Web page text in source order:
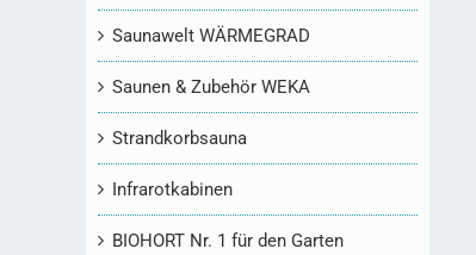
Saunawelt WÄRMEGRAD
Saunen & Zubehör WEKA
Strandkorbsauna
Infrarotkabinen
BIOHORT Nr. 1 für den Garten